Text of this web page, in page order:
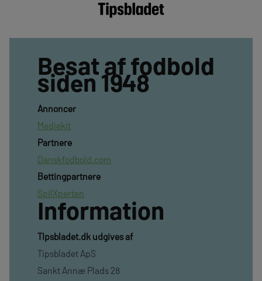
Besat af fodbold
siden 1948
Annoncer
Mediekit
Partnere
Danskfodbold.com
Bettingpartnere
SpilXperten
Information
TIpsbladet.dk udgives af
Tipsbladet ApS
Sankt Annæ Plads 28